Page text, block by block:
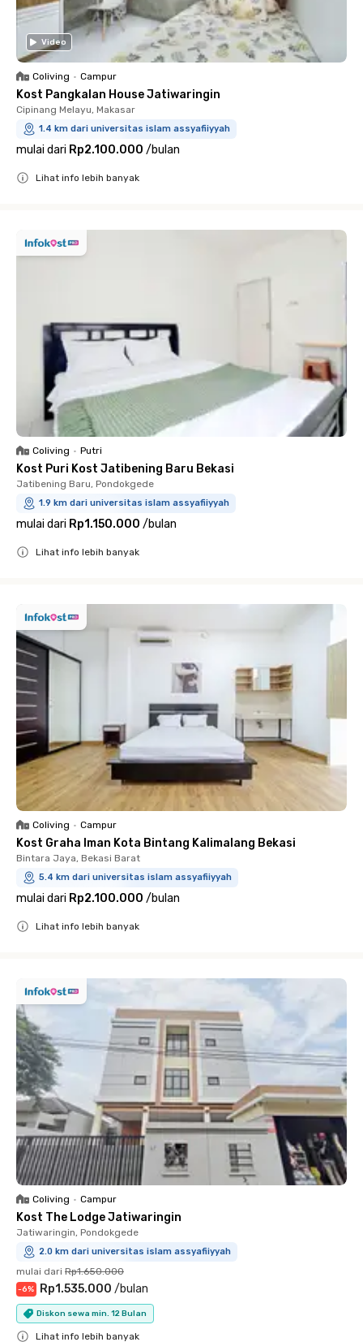
Video
Coliving • Campur
Kost Pangkalan House Jatiwaringin
Cipinang Melayu, Makasar
1.4 km dari universitas islam assyafiiyyah
mulai dari Rp2.100.000 /bulan
Lihat info lebih banyak
Coliving • Putri
Kost Puri Kost Jatibening Baru Bekasi
Jatibening Baru, Pondokgede
1.9 km dari universitas islam assyafiiyyah
mulai dari Rp1.150.000 /bulan
Lihat info lebih banyak
Coliving • Campur
Kost Graha Iman Kota Bintang Kalimalang Bekasi
Bintara Jaya, Bekasi Barat
5.4 km dari universitas islam assyafiiyyah
mulai dari Rp2.100.000 /bulan
Lihat info lebih banyak
Coliving • Campur
Kost The Lodge Jatiwaringin
Jatiwaringin, Pondokgede
2.0 km dari universitas islam assyafiiyyah
mulai dari Rp1.650.000
-6% Rp1.535.000 /bulan
Diskon sewa min. 12 Bulan
Lihat info lebih banyak